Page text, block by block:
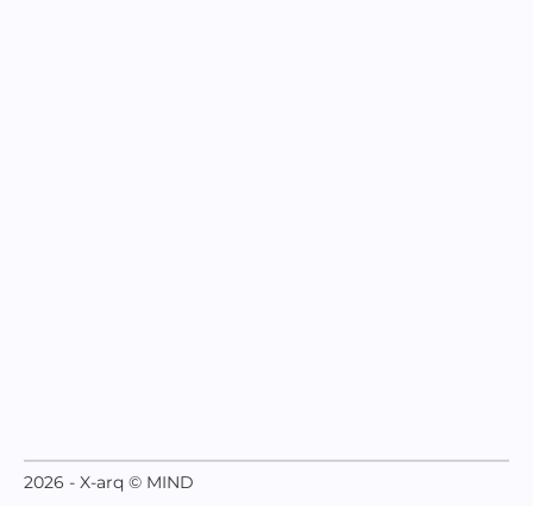
2026 - X-arq © MIND